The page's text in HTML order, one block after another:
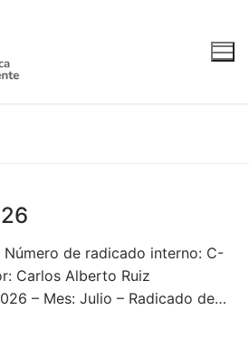
de radicado interno: C-
Carlos Alberto Ruiz
– Mes: Julio – Radicado de…